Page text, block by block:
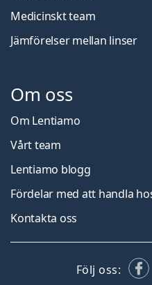
Medicinskt team
Jämförelser mellan linser
Om oss
Om Lentiamo
Vårt team
Lentiamo blogg
Fördelar med att handla
Kontakta oss
Följ oss: